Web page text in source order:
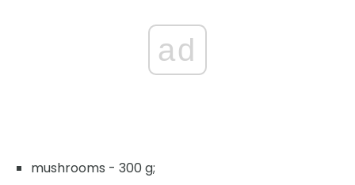
ad
mushrooms - 300 g;